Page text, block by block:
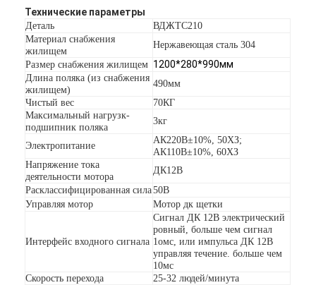
Технические параметры
Деталь
ВДЖТС210
Материал снабжения
жилищем
Нержавеющая сталь 304
Размер снабжения жилищем 1200*280*990мм
Длина поляка (из снабжения
жилищем)
490мм
Чистый вес
70КГ
Максимальный нагрузк-
подшипник поляка
3кг
Электропитание
АК220В±10%, 50ХЗ;
АК110В±10%, 60ХЗ
Напряжение тока
деятельности мотора
ДК12В
Расклассифицированная сила50В
Управляя мотор
Мотор дк щетки
Интерфейс входного сигнала
Сигнал ДК 12В электрический
ровный, больше чем сигнал
1омс, или импульса ДК 12В
управляя течение. больше чем
10мс
Скорость перехода
25-32 людей/минута